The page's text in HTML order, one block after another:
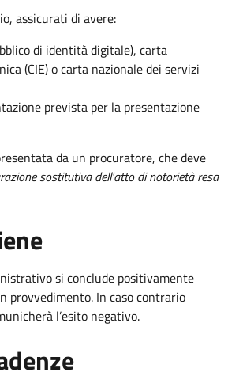
assicurati di avere:
di identità digitale), carta
(CIE) o carta nazionale dei servizi
prevista per la presentazione
da un procuratore, che deve
sostitutiva dell'atto di notorietà resa
si conclude positivamente
provvedimento. In caso contrario
l’esito negativo.